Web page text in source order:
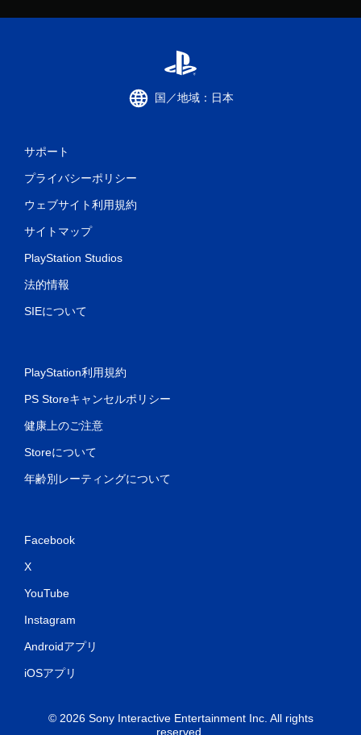
国／地域：日本
サポート
プライバシーポリシー
ウェブサイト利用規約
サイトマップ
PlayStation Studios
法的情報
SIEについて
PlayStation利用規約
PS Storeキャンセルポリシー
健康上のご注意
Storeについて
年齢別レーティングについて
Facebook
X
YouTube
Instagram
Androidアプリ
iOSアプリ
© 2026 Sony Interactive Entertainment Inc. All rights
reserved.